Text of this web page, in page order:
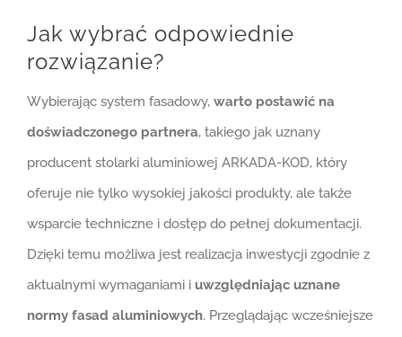
Jak wybrać odpowiednie
rozwiązanie?
Wybierając system fasadowy, warto postawić na
doświadczonego partnera, takiego jak uznany
producent stolarki aluminiowej ARKADA-KOD, który
oferuje nie tylko wysokiej jakości produkty, ale także
wsparcie techniczne i dostęp do pełnej dokumentacji.
Dzięki temu możliwa jest realizacja inwestycji zgodnie z
aktualnymi wymaganiami i uwzględniając uznane
normy fasad aluminiowych. Przeglądając wcześniejsze